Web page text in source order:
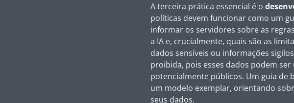
A terceira prática essencial é o
políticas devem funcionar como um
informar os servidores sobre as
a IA e, crucialmente, quais são as
dados sensíveis ou informações
proibida, pois esses dados podem
potencialmente públicos. Um guia de
um modelo exemplar, orientando
seus dados.